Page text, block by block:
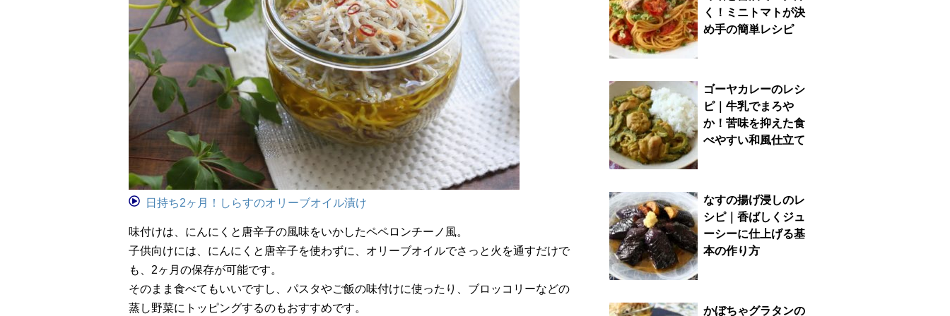
日持ち2ヶ月！しらすのオリーブオイル漬け
味付けは、にんにくと唐辛子の風味をいかしたペペロンチーノ風。
子供向けには、にんにくと唐辛子を使わずに、オリーブオイルでさっと火を通すだけで
も、2ヶ月の保存が可能です。
そのまま食べてもいいですし、パスタやご飯の味付けに使ったり、ブロッコリーなどの
蒸し野菜にトッピングするのもおすすめです。
く！ミニトマトが決
め手の簡単レシピ
ゴーヤカレーのレシ
ピ｜牛乳でまろや
か！苦味を抑えた食
べやすい和風仕立て
なすの揚げ浸しのレ
シピ｜香ばしくジュ
ーシーに仕上げる基
本の作り方
かぼちゃグラタンの